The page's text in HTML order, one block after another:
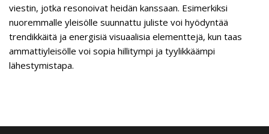
viestin, jotka resonoivat heidän kanssaan. Esimerkiksi
nuoremmalle yleisölle suunnattu juliste voi hyödyntää
trendikkäitä ja energisiä visuaalisia elementtejä, kun taas
ammattiyleisölle voi sopia hillitympi ja tyylikkäämpi
lähestymistapa.